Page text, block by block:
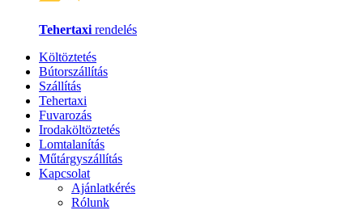
Tehertaxi rendelés
Költöztetés
Bútorszállítás
Szállítás
Tehertaxi
Fuvarozás
Irodaköltöztetés
Lomtalanítás
Műtárgyszállítás
Kapcsolat
Ajánlatkérés
Rólunk